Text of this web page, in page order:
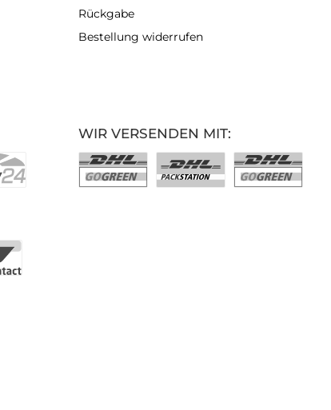
Rückgabe
Bestellung widerrufen
WIR VERSENDEN MIT: